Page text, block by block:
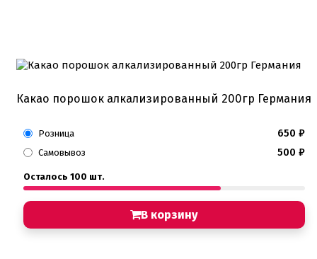
Какао порошок алкализированный 200гр Германия
Розница 650 ₽
Самовывоз 500 ₽
Осталось 100 шт.
В корзину